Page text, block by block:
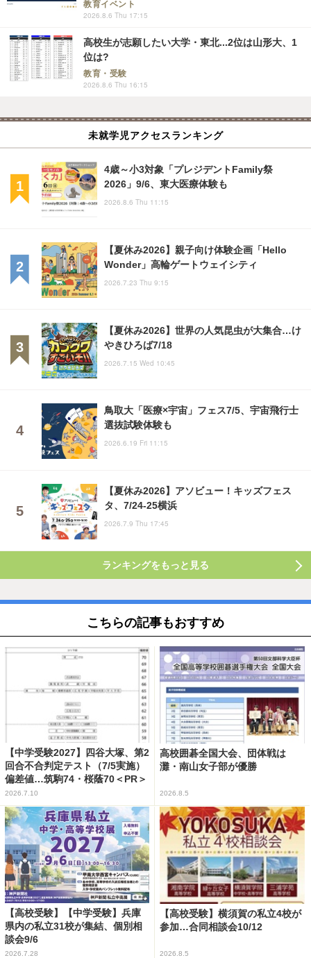
教育イベント
2026.8.6 Thu 17:15
高校生が志願したい大学・東北...2位は山形大、1
位は?
教育・受験
2026.8.6 Thu 16:15
未就学児アクセスランキング
4歳～小3対象「プレジデントFamily祭
2026」9/6、東大医療体験も
2026.8.6 Thu 11:15
【夏休み2026】親子向け体験企画「Hello
Wonder」高輪ゲートウェイシティ
2026.7.23 Thu 9:15
【夏休み2026】世界の人気昆虫が大集合…け
やきひろば7/18
2026.7.15 Wed 10:45
鳥取大「医療×宇宙」フェス7/5、宇宙飛行士
選抜試験体験も
2026.6.19 Fri 11:15
【夏休み2026】アソビュー！キッズフェス
タ、7/24-25横浜
2026.7.9 Thu 17:45
ランキングをもっと見る
こちらの記事もおすすめ
【中学受験2027】四谷大塚、第2
回合不合判定テスト（7/5実施）
偏差値…筑駒74・桜蔭70＜PR＞
2026.7.10
高校囲碁全国大会、団体戦は
灘・南山女子部が優勝
2026.8.5
【高校受験】【中学受験】兵庫
県内の私立31校が集結、個別相
談会9/6
2026.7.28
【高校受験】横須賀の私立4校が
参加…合同相談会10/12
2026.8.5